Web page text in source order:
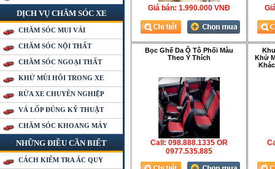
DỊCH VỤ CHĂM SÓC XE
CHĂM SÓC MUI VẢI
CHĂM SÓC NỘI THẤT
CHĂM SÓC NGOẠI THẤT
KHỬ MÙI HÔI TRONG XE
RỬA XE CHUYÊN NGHIỆP
VÁ LỐP ĐÚNG KỸ THUẬT
CHĂM SÓC KHOANG MÁY
NHỮNG ĐIỀU CẦN BIẾT
CÁCH KIỂM TRA ẮC QUY
Giá bán: 1.990.000 VNÐ
Bọc Ghế Da Ô Tô Phối Màu
Theo Ý Thích
Call: 098.888.1335 OR
0977.535.885
Khử